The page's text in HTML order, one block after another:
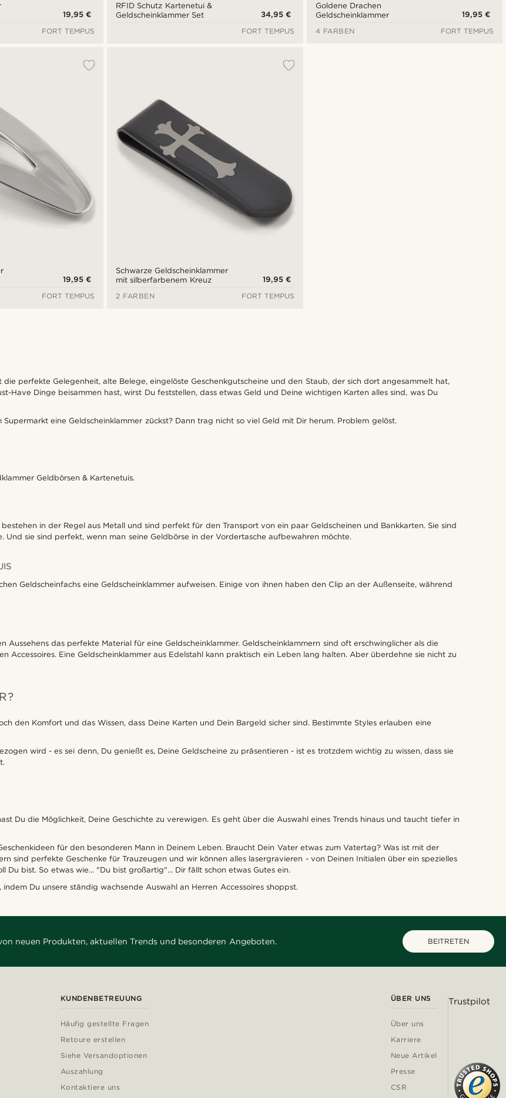
19,95 €
FORT TEMPUS
RFID Schutz Kartenetui &
Geldscheinklammer Set
34,95 €
FORT TEMPUS
Goldene Drachen
Geldscheinklammer
19,95 €
4 FARBEN
FORT TEMPUS
19,95 €
FORT TEMPUS
Schwarze Geldscheinklammer
mit silberfarbenem Kreuz
19,95 €
2 FARBEN
FORT TEMPUS
perfekte Gelegenheit, alte Belege, eingelöste Geschenkgutscheine und den Staub, der sich dort angesammelt hat,
Have Dinge beisammen hast, wirst Du feststellen, dass etwas Geld und Deine wichtigen Karten alles sind, was Du
eine Geldscheinklammer zückst? Dann trag nicht so viel Geld mit Dir herum. Problem gelöst.
Geldbörsen & Kartenetuis.
in der Regel aus Metall und sind perfekt für den Transport von ein paar Geldscheinen und Bankkarten. Sie sind
Und sie sind perfekt, wenn man seine Geldbörse in der Vordertasche aufbewahren möchte.
Geldscheinfachs eine Geldscheinklammer aufweisen. Einige von ihnen haben den Clip an der Außenseite, während
das perfekte Material für eine Geldscheinklammer. Geldscheinklammern sind oft erschwinglicher als die
Accessoires. Eine Geldscheinklammer aus Edelstahl kann praktisch ein Leben lang halten. Aber überdehne sie nicht zu
den Komfort und das Wissen, dass Deine Karten und Dein Bargeld sicher sind. Bestimmte Styles erlauben eine
wird - es sei denn, Du genießt es, Deine Geldscheine zu präsentieren - ist es trotzdem wichtig zu wissen, dass sie
Du die Möglichkeit, Deine Geschichte zu verewigen. Es geht über die Auswahl eines Trends hinaus und taucht tiefer in
für den besonderen Mann in Deinem Leben. Braucht Dein Vater etwas zum Vatertag? Was ist mit der
sind perfekte Geschenke für Trauzeugen und wir können alles lasergravieren - von Deinen Initialen über ein spezielles
bist. So etwas wie... "Du bist großartig"... Dir fällt schon etwas Gutes ein.
Du unsere ständig wachsende Auswahl an Herren Accessoires shoppst.
neuen Produkten, aktuellen Trends und besonderen Angeboten. BEITRETEN
KUNDENBETREUUNG
Häufig gestellte Fragen
Retoure erstellen
Siehe Versandoptionen
Auszahlung
Kontaktiere uns
ÜBER UNS
Über uns
Karriere
Neue Artikel
Presse
CSR
Trustpilot